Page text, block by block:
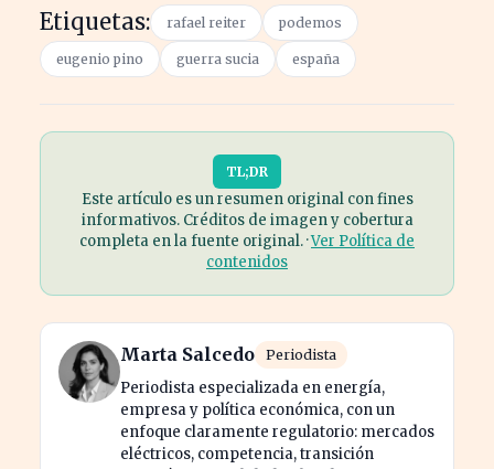
Etiquetas: rafael reiter podemos
eugenio pino guerra sucia españa
TL;DR
Este artículo es un resumen original con fines
informativos. Créditos de imagen y cobertura
completa en la fuente original. ·Ver Política de
contenidos
Marta Salcedo Periodista
Periodista especializada en energía,
empresa y política económica, con un
enfoque claramente regulatorio: mercados
eléctricos, competencia, transición